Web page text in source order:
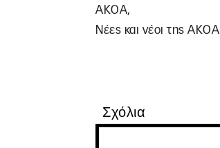
ΑΚΟΑ,
Νέες και νέοι της ΑΚΟΑ
Σχόλια